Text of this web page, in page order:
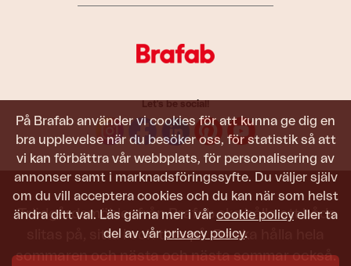
På Brafab använder vi cookies för att kunna ge dig en
bra upplevelse när du besöker oss, för statistik så att
vi kan förbättra vår webbplats, för personalisering av
annonser samt i marknadsföringssyfte. Du väljer själv
om du vill acceptera cookies och du kan när som helst
ändra ditt val. Läs gärna mer i vår cookie policy eller ta
del av vår privacy policy.
Let's be social!
Trädgårdsmöbler från Brafab ska hålla att både
slitas på, sitta i och titta på. De ska hålla hela
sommaren och nästa och nästa sommar också.